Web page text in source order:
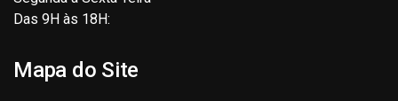
Das 9H às 18H:
Mapa do Site